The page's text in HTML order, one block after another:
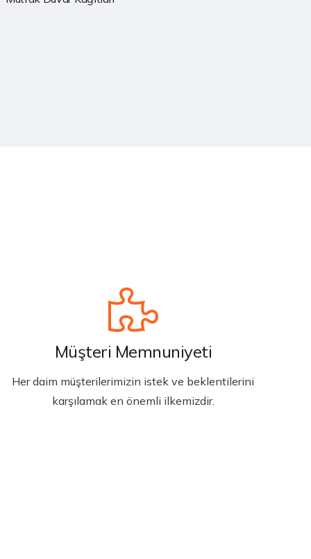
Müşteri Memnuniyeti
Her daim müşterilerimizin istek ve beklentilerini
karşılamak en önemli ilkemizdir.